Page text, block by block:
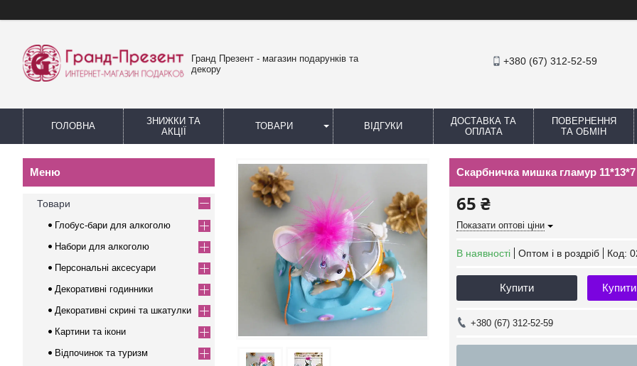
Гранд Презент - магазин подарунків та
декору
+380 (67) 312-52-59
ГОЛОВНА
ЗНИЖКИ ТА
АКЦІЇ
ТОВАРИ ВІДГУКИ
ДОСТАВКА ТА
ОПЛАТА
ПОВЕРНЕННЯ
ТА ОБМІН
Скарбничка мишка гламур
65 ₴
Показати оптові ціни
В наявності Оптом і в роздріб Код:
Купити
+380 (67) 312-52-59
Товари
Глобус-бари для алкоголю
Набори для алкоголю
Персональні аксесуари
Декоративні годинники
Декоративні скрині та шкатулки
Картини та ікони
Відпочинок та туризм